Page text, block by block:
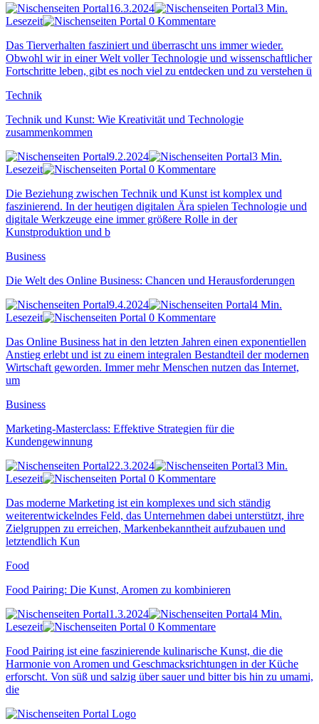
16.3.2024
3 Min.
Lesezeit
0 Kommentare
Das Tierverhalten fasziniert und überrascht uns immer wieder.
Obwohl wir in einer Welt voller Technologie und wissenschaftlicher
Fortschritte leben, gibt es noch viel zu entdecken und zu verstehen ü
Technik
Technik und Kunst: Wie Kreativität und Technologie
zusammenkommen
9.2.2024
3 Min.
Lesezeit
0 Kommentare
Die Beziehung zwischen Technik und Kunst ist komplex und
faszinierend. In der heutigen digitalen Ära spielen Technologie und
digitale Werkzeuge eine immer größere Rolle in der
Kunstproduktion und b
Business
Die Welt des Online Business: Chancen und Herausforderungen
9.4.2024
4 Min.
Lesezeit
0 Kommentare
Das Online Business hat in den letzten Jahren einen exponentiellen
Anstieg erlebt und ist zu einem integralen Bestandteil der modernen
Wirtschaft geworden. Immer mehr Menschen nutzen das Internet,
um
Business
Marketing-Masterclass: Effektive Strategien für die
Kundengewinnung
22.3.2024
3 Min.
Lesezeit
0 Kommentare
Das moderne Marketing ist ein komplexes und sich ständig
weiterentwickelndes Feld, das Unternehmen dabei unterstützt, ihre
Zielgruppen zu erreichen, Markenbekanntheit aufzubauen und
letztendlich Kun
Food
Food Pairing: Die Kunst, Aromen zu kombinieren
1.3.2024
4 Min.
Lesezeit
0 Kommentare
Food Pairing ist eine faszinierende kulinarische Kunst, die die
Harmonie von Aromen und Geschmacksrichtungen in der Küche
erforscht. Von süß und salzig über sauer und bitter bis hin zu umami,
die